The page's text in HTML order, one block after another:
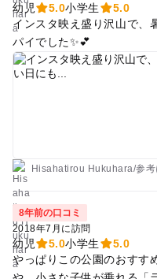
幼児 5.0小学生
5.0
インスタ映え盛り沢山で、
パイでした✨💕
Hisahatirou Hukuhara/参考
8年前の口コミ
2018年7月に訪問
幼児 5.0小学生
5.0
やっぱりこの公園のおすす